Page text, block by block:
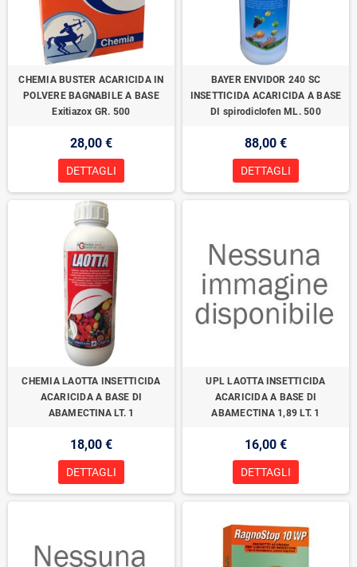
CHEMIA BUSTER ACARICIDA IN
POLVERE BAGNABILE A BASE
Exitiazox GR. 500
28,00 €
DETTAGLI
BAYER ENVIDOR 240 SC
INSETTICIDA ACARICIDA A BASE
DI spirodiclofen ML. 500
88,00 €
DETTAGLI
CHEMIA LAOTTA INSETTICIDA
ACARICIDA A BASE DI
ABAMECTINA LT. 1
18,00 €
DETTAGLI
UPL LAOTTA INSETTICIDA
ACARICIDA A BASE DI
ABAMECTINA 1,89 LT. 1
16,00 €
DETTAGLI